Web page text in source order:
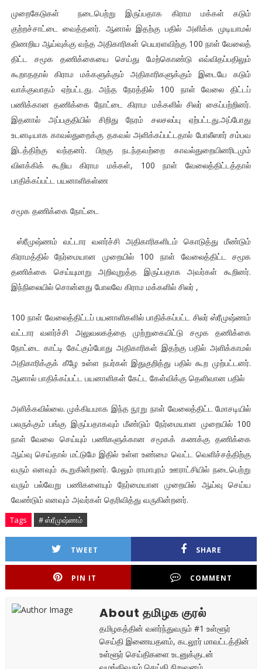
முறைகேடுகள் நடைபெற்று இருப்பதாக கிராம மக்கள் கடும்
குற்றச்சாட்டை வைத்தனர். ஆனால் இதற்கு பதில் அளிக்க முடியாமல்
திணறிய ஆய்வுக்கு வந்த அதிகாரிகள் பெயரளவிற்கு 100 நாள் வேலைத்
திட்ட சமூக தணிக்கையை செய்து மேற்கொண்டு எவ்விதப்பதிலும்
கூறாததால் கிராம மக்களுக்கும் அதிகாரிகளுக்கும் இடையே கடும்
வாக்குவாதம் ஏற்பட்டது. அந்த நேரத்தில் 100 நாள் வேலை திட்டப்
பணிக்கான தணிக்கை நோட்டை கிராம மக்களில் சிலர் கைப்பற்றினர்.
இதனால் அப்பகுதியில் சிறிது நேரம் சலசலப்பு ஏற்பட்டது.அப்போது
உடனடியாக காவல்துறைக்கு தகவல் அளிக்கப்பட்டதால் போலீஸார் சம்பவ
இடத்திற்கு வந்தனர். பிறகு நடந்தவற்றை காவல்துறையினரிடமும்
விளக்கிக் கூறிய கிராம மக்கள், 100 நாள் வேலைத்திட்டத்தால்
பாதிக்கப்பட்ட பயனாளிகள்ண
சமூக தணிக்கை நோட்டை
ஸ்ரீமுஷ்ணம் வட்டார வளர்ச்சி அதிகாரிகளிடம் கொடுத்து மீண்டும்
கிராமத்தில் நேர்மையான முறையில் 100 நாள் வேலைத்திட்ட சமூக
தணிக்கை செய்யுமாறு அறிவுறுத்த இருப்பதாக அவர்கள் கூறினர்.
இந்நிலையில் சொன்னது போலவே கிராம மக்களில் சிலர் ,
100 நாள் வேலைத்திட்டப் பயனாளிகளில் பாதிக்கப்பட்ட சிலர் ஸ்ரீமுஷ்ணம்
வட்டார வளர்ச்சி அலுவலகத்தை முற்றுகையிட்டு சமூக தணிக்கை
நோட்டை காட்டி கேட்கும்போது அதிகாரிகள் இதற்கு பதில் அளிக்காமல்
அதிகாரிக்குக் கீழே உள்ள நபர்கள் இதுகுறித்து பதில் கூற முற்பட்டனர்.
ஆனால் பாதிக்கப்பட்ட பயனாளிகள் கேட்ட கேள்விக்கு தெளிவான பதில்
அளிக்கவில்லை. முக்கியமாக இந்த நூறு நாள் வேலைத்திட்ட மோசடியில்
பலருக்கும் பங்கு இருப்பதாகவும் மீண்டும் நேர்மையான முறையில் 100
நாள் வேலை செய்யும் பணிகளுக்கான சமூகக் கணக்கு தணிக்கை
ஆய்வு செய்தால் மட்டுமே இதில் உள்ள உண்மை வெட்ட வெளிச்சத்திற்கு
வரும் எனவும் கூறுகின்றனர். மேலும் ராமாபுரம் ஊராட்சியில் நடைபெற்று
வரும் பல்வேறு பணிகளையும் நேர்மையான முறையில் ஆய்வு செய்ய
வேண்டும் எனவும் அவர்கள் தெரிவித்து வருகின்றனர்.
Tags # ஸ்ரீமுஷ்ணம்
TWEET SHARE
PIN IT COMMENT
About தமிழக குரல்
தமிழகத்தின் வளர்ந்துவரும் #1 உள்ளூர்
செய்தி இணையதளம், கடலூர் மாவட்டத்தின்
உள்ளூர் செய்திகளை உடனுக்குடன்
வழங்கிவரும் செய்தி நிறுவனம்.